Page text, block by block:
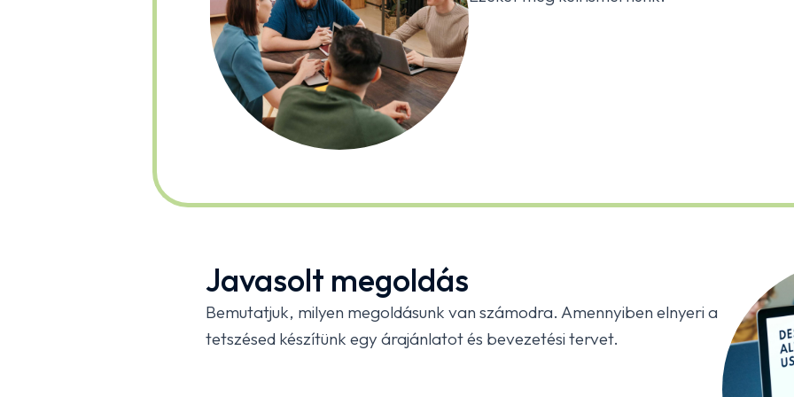
Javasolt megoldás
Bemutatjuk, milyen megoldásunk van számodra. Amennyiben elnyeri a
tetszésed készítünk egy árajánlatot és bevezetési tervet.